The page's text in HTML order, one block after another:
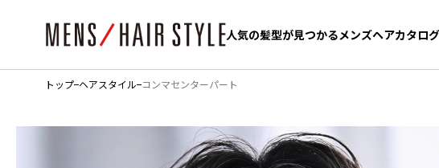
人気の髪型が見つかるメンズヘアカタログ
人気の髪型が見つかるメンズヘアカタログ
トップ ヘアスタイル コンマセンターパート